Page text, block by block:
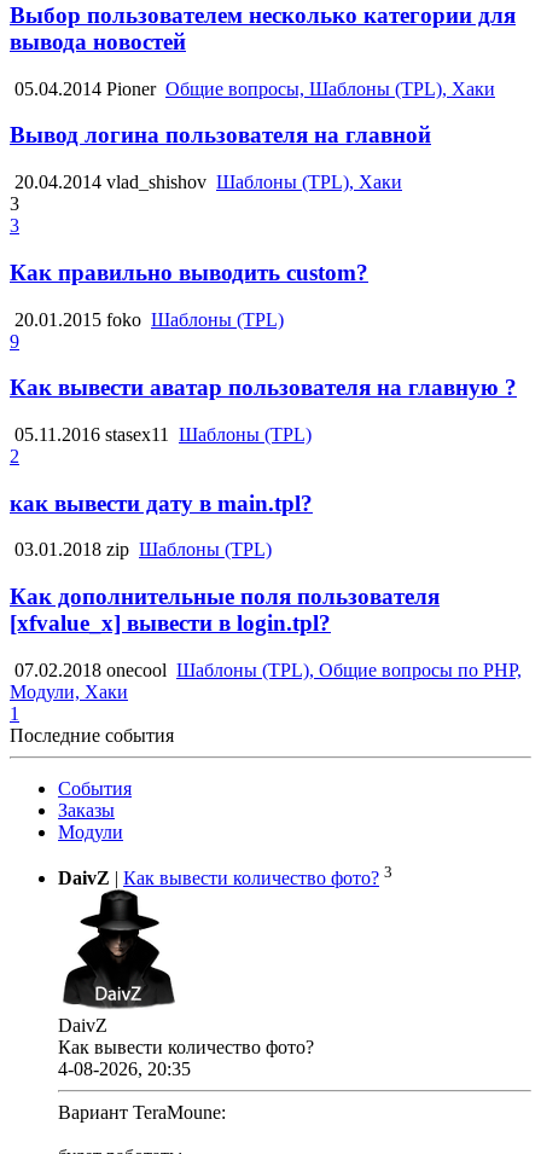
Выбор пользователем несколько категории для
вывода новостей
05.04.2014 Pioner Общие вопросы, Шаблоны (TPL), Хаки
Вывод логина пользователя на главной
20.04.2014 vlad_shishov Шаблоны (TPL), Хаки
3
3
Как правильно выводить custom?
20.01.2015 foko Шаблоны (TPL)
9
Как вывести аватар пользователя на главную ?
05.11.2016 stasex11
Шаблоны (TPL)
2
как вывести дату в main.tpl?
03.01.2018 zip Шаблоны (TPL)
Как дополнительные поля пользователя
[xfvalue_x] вывести в login.tpl?
07.02.2018 onecool Шаблоны (TPL), Общие вопросы по PHP,
Модули, Хаки
1
Последние события
События
Заказы
Модули
DaivZ | Как вывести количество фото? 3
DaivZ
Как вывести количество фото?
4-08-2026, 20:35
Вариант TeraMoune: